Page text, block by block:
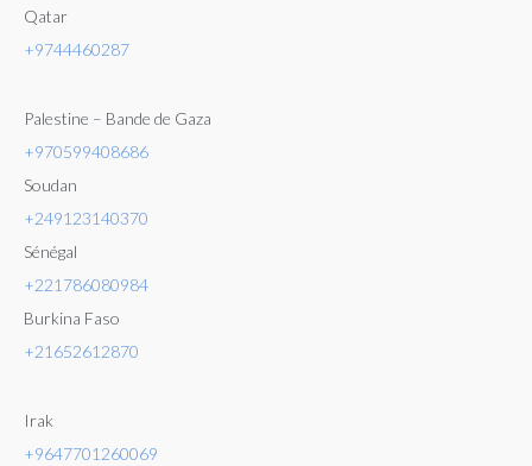
Qatar
+9744460287
Palestine – Bande de Gaza
+970599408686
Soudan
+249123140370
Sénégal
+221786080984
Burkina Faso
+21652612870
Irak
+9647701260069